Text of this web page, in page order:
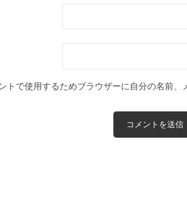
トで使用するためブラウザーに自分の名前、